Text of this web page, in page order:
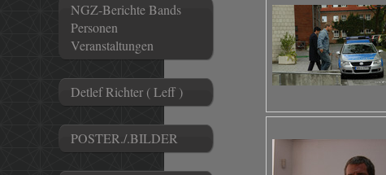
NGZ-Berichte Bands
Personen
Veranstaltungen
Detlef Richter ( Leff )
POSTER./.BILDER